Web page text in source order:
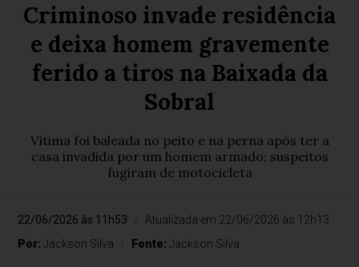
Criminoso invade residência
e deixa homem gravemente
ferido a tiros na Baixada da
Sobral
Vítima foi baleada no peito e na perna após ter a
casa invadida por um homem armado; suspeitos
fugiram de motocicleta
22/06/2026 às 11h53
Atualizada em 22/06/2026 às 12h13
Por:Jackson Silva Fonte:Jackson Silva